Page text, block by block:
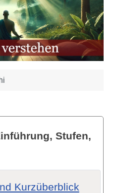
Stufen,
Kurzüberblick